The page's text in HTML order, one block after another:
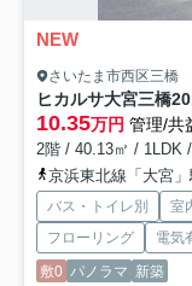
NEW
さいたま市西区三橋
ヒカルサ大宮三橋
10.35万円 管理/共
2階 / 40.13㎡ / 1LDK
京浜東北線「大宮」
バス・トイレ別 室
フローリング
電気
敷0 パノラマ 新築